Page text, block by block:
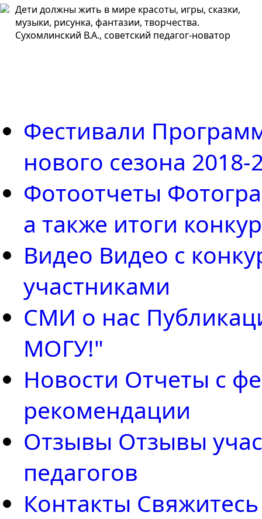
Дети должны жить в мире красоты, игры, сказки,
музыки, рисунка, фантазии, творчества.
Сухомлинский В.А., советский педагог-новатор
Фестивали
нового сезона 2018-
Фотоотчеты
а также итоги
Видео Видео с
участниками
СМИ о нас
МОГУ!"
Новости Отчеты с
рекомендации
Отзывы Отзывы
педагогов
Контакты